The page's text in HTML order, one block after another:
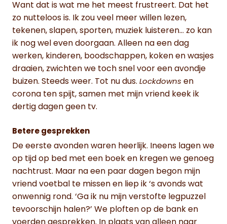
Want dat is wat me het meest frustreert. Dat het
zo nutteloos is. Ik zou veel meer willen lezen,
tekenen, slapen, sporten, muziek luisteren… zo kan
ik nog wel even doorgaan. Alleen na een dag
werken, kinderen, boodschappen, koken en wasjes
draaien, zwichten we toch snel voor een avondje
buizen. Steeds weer. Tot nu dus. Lockdowns en
corona ten spijt, samen met mijn vriend keek ik
dertig dagen geen tv.
Betere gesprekken
De eerste avonden waren heerlijk. Ineens lagen we
op tijd op bed met een boek en kregen we genoeg
nachtrust. Maar na een paar dagen begon mijn
vriend voetbal te missen en liep ik ‘s avonds wat
onwennig rond. ‘Ga ik nu mijn verstofte legpuzzel
tevoorschijn halen?’ We ploften op de bank en